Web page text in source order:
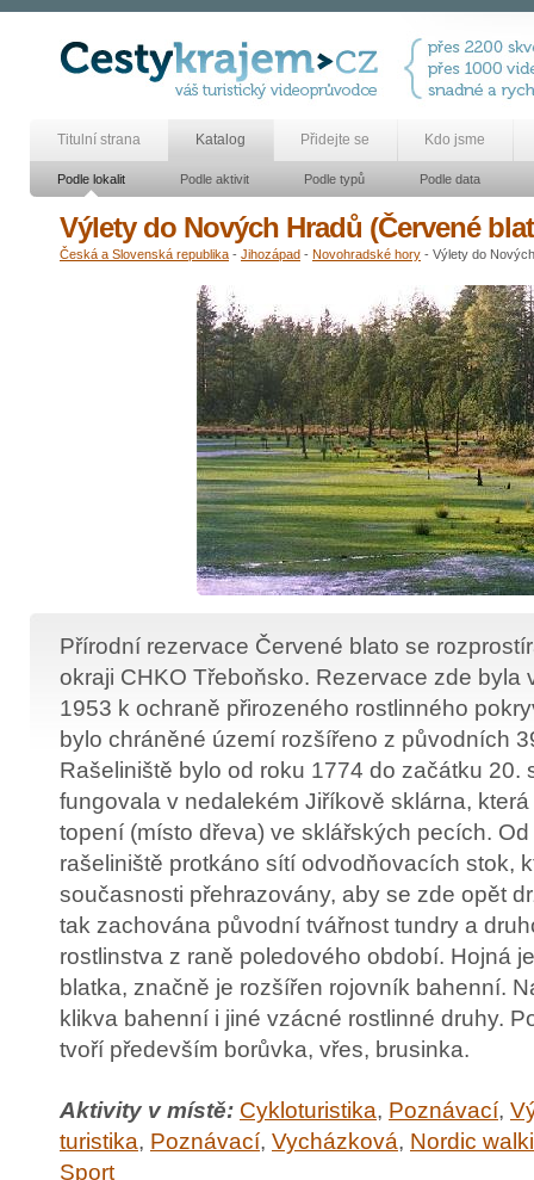
Titulní strana Katalog Přidejte se Kdo jsme
Podle lokalit Podle aktivit Podle typů Podle data
Výlety do Nových Hradů (Červené
Česká a Slovenská republika - Jihozápad - Novohradské hory - Výlety do
Přírodní rezervace Červené blato se
okraji CHKO Třeboňsko. Rezervace zde byla
1953 k ochraně přirozeného rostlinného
bylo chráněné území rozšířeno z původních
Rašeliniště bylo od roku 1774 do začátku 20.
fungovala v nedalekém Jiříkově sklárna,
topení (místo dřeva) ve sklářských pecích.
rašeliniště protkáno sítí odvodňovacích stok,
současnosti přehrazovány, aby se zde opět
tak zachována původní tvářnost tundry a
rostlinstva z raně poledového období. Hojná
blatka, značně je rozšířen rojovník bahenní.
klikva bahenní i jiné vzácné rostlinné druhy.
tvoří především borůvka, vřes, brusinka.
Aktivity v místě: Cykloturistika, Poznávací,
turistika, Poznávací, Vycházková, Nordic
Sport